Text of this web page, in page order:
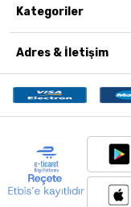
Kategoriler
Adres & İletişim